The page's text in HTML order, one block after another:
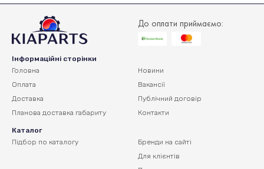
До оплати приймаємо:
Інформаційні сторінки
Головна
Оплата
Доставка
Планова доставка габариту
Новини
Вакансії
Публічний договір
Контакти
Каталог
Підбор по каталогу
Бренди на сайті
Для клієнтів